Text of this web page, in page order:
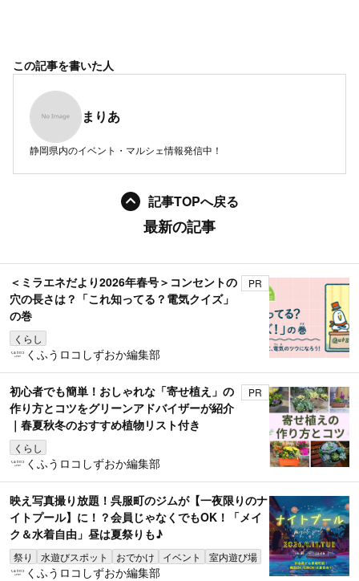
この記事を書いた人
まりあ
静岡県内のイベント・マルシェ情報発信中！
記事TOPへ戻る
最新の記事
＜ミラエネだより2026年春号＞コンセントの
穴の長さは？「これ知ってる？電気クイズ」
の巻
くらし
PR
くふうロコしずおか編集部
初心者でも簡単！おしゃれな「寄せ植え」の
作り方とコツをグリーンアドバイザーが紹介
｜春夏秋冬のおすすめ植物リスト付き
くらし
PR
くふうロコしずおか編集部
映え写真撮り放題！呉服町のジムが【一夜限りのナ
イトプール】に！？会員じゃなくでもOK！「メイ
ク＆水着自由」昼は夏祭りも♪
祭り 水遊びスポット おでかけ イベント 室内遊び場
くふうロコしずおか編集部